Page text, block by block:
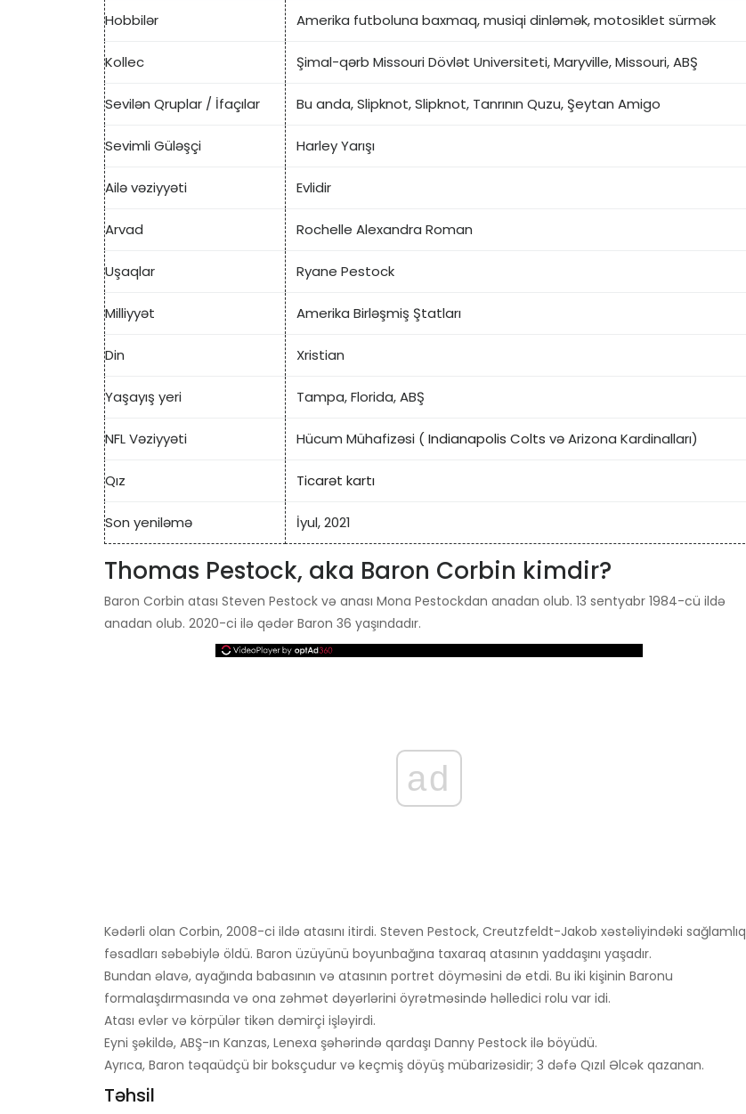
Hobbilər Amerika futboluna baxmaq, musiqi dinləmək, motosiklet sürmək
Kollec Şimal-qərb Missouri Dövlət Universiteti, Maryville, Missouri, ABŞ
Sevilən Qruplar / İfaçılar Bu anda, Slipknot, Slipknot, Tanrının Quzu, Şeytan Amigo
Sevimli Güləşçi Harley Yarışı
Ailə vəziyyəti Evlidir
Arvad Rochelle Alexandra Roman
Uşaqlar Ryane Pestock
Milliyyət Amerika Birləşmiş Ştatları
Din Xristian
Yaşayış yeri Tampa, Florida, ABŞ
NFL Vəziyyəti Hücum Mühafizəsi (Indianapolis Colts və Arizona Kardinalları)
Qız Ticarət kartı
Son yeniləmə İyul, 2021
Thomas Pestock, aka Baron Corbin kimdir?
Baron Corbin atası Steven Pestock və anası Mona Pestockdan anadan olub. 13 sentyabr 1984-cü ildə
anadan olub. 2020-ci ilə qədər Baron 36 yaşındadır.
ad
Kədərli olan Corbin, 2008-ci ildə atasını itirdi. Steven Pestock, Creutzfeldt-Jakob xəstəliyindəki sağlamlıq
fəsadları səbəbiylə öldü. Baron üzüyünü boyunbağına taxaraq atasının yaddaşını yaşadır.
Bundan əlavə, ayağında babasının və atasının portret döyməsini də etdi. Bu iki kişinin Baronu
formalaşdırmasında və ona zəhmət dəyərlərini öyrətməsində həlledici rolu var idi.
Atası evlər və körpülər tikən dəmirçi işləyirdi.
Eyni şəkildə, ABŞ-ın Kanzas, Lenexa şəhərində qardaşı Danny Pestock ilə böyüdü.
Ayrıca, Baron təqaüdçü bir boksçudur və keçmiş döyüş mübarizəsidir; 3 dəfə Qızıl Əlcək qazanan.
Təhsil